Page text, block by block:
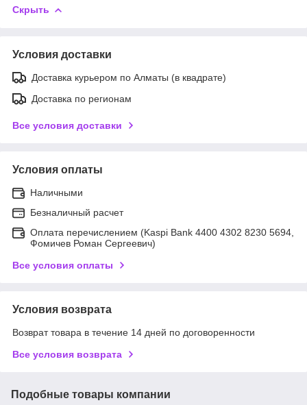
Скрыть
Условия доставки
Доставка курьером по Алматы (в квадрате)
Доставка по регионам
Все условия доставки
Условия оплаты
Наличными
Безналичный расчет
Оплата перечислением (Kaspi Bank 4400 4302 8230 5694,
Фомичев Роман Сергеевич)
Все условия оплаты
Условия возврата
Возврат товара в течение 14 дней по договоренности
Все условия возврата
Подобные товары компании